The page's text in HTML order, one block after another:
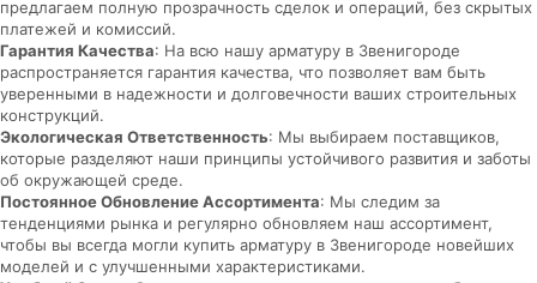
предлагаем полную прозрачность сделок и операций, без скрытых
платежей и комиссий.
Гарантия Качества: На всю нашу арматуру в Звенигороде
распространяется гарантия качества, что позволяет вам быть
уверенными в надежности и долговечности ваших строительных
конструкций.
Экологическая Ответственность: Мы выбираем поставщиков,
которые разделяют наши принципы устойчивого развития и заботы
об окружающей среде.
Постоянное Обновление Ассортимента: Мы следим за
тенденциями рынка и регулярно обновляем наш ассортимент,
чтобы вы всегда могли купить арматуру в Звенигороде новейших
моделей и с улучшенными характеристиками.